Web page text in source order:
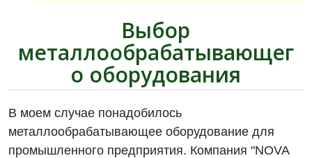
Выбор
металлообрабатывающег
о оборудования
В моем случае понадобилось
металлообрабатывающее оборудование для
промышленного предприятия. Компания "NOVA